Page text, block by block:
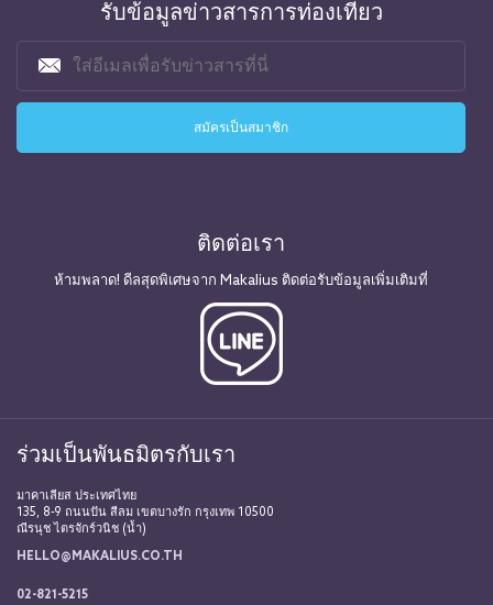
รับข้อมูลข่าวสารการท่องเที่ยว
ติดต่อเรา
ห้ามพลาด! ดีลสุดพิเศษจาก Makalius ติดต่อรับข้อมูลเพิ่มเติมที่
ร่วมเป็นพันธมิตรกับเรา
มาคาเลียส ประเทศไทย
135, 8-9 ถนนปัน สีลม เขตบางรัก กรุงเทพ 10500
ณีรนุช ไตรจักร์วนิช (น้ำ)
HELLO@MAKALIUS.CO.TH
02-821-5215